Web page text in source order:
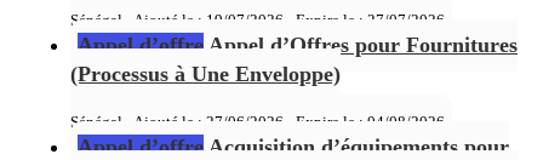
Sénégal - Ajouté le : 19/07/2026 - Expire le : 27/07/2026
Appel d’offre Appel d’Offres pour Fournitures
(Processus à Une Enveloppe)
Sénégal - Ajouté le : 27/06/2026 - Expire le : 04/08/2026
Appel d’offre Acquisition d’équipements pour